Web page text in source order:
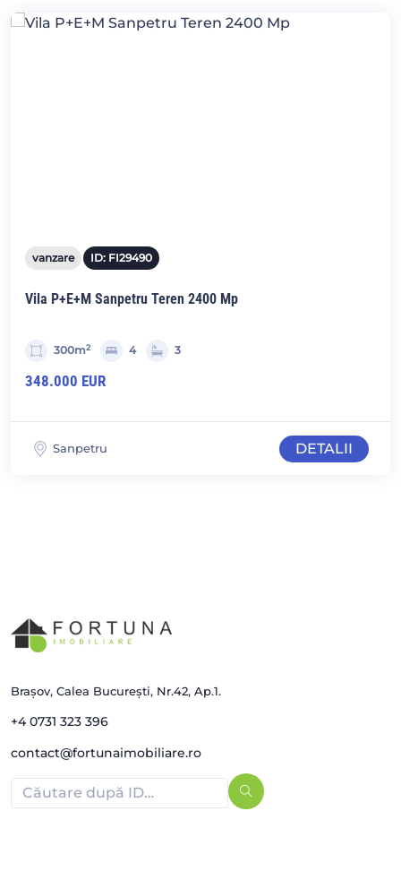
vanzare ID: FI29490
Vila P+E+M Sanpetru Teren 2400 Mp
300m2 4 3
348.000 EUR
Sanpetru DETALII
Brașov, Calea București, Nr.42, Ap.1.
+4 0731 323 396
contact@fortunaimobiliare.ro